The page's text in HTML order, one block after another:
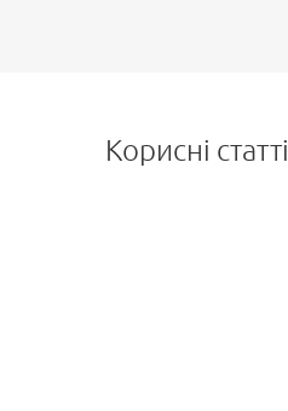
Корисні статті